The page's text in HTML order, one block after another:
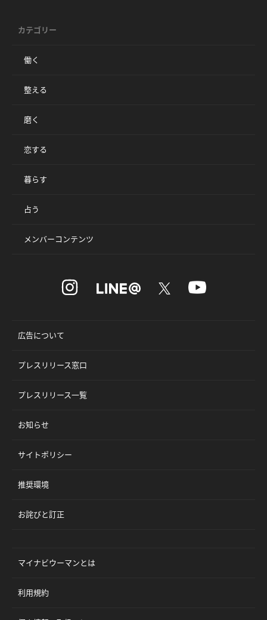
カテゴリー
働く
整える
磨く
恋する
暮らす
占う
メンバーコンテンツ
広告について
プレスリリース窓口
プレスリリース一覧
お知らせ
サイトポリシー
推奨環境
お詫びと訂正
マイナビウーマンとは
利用規約